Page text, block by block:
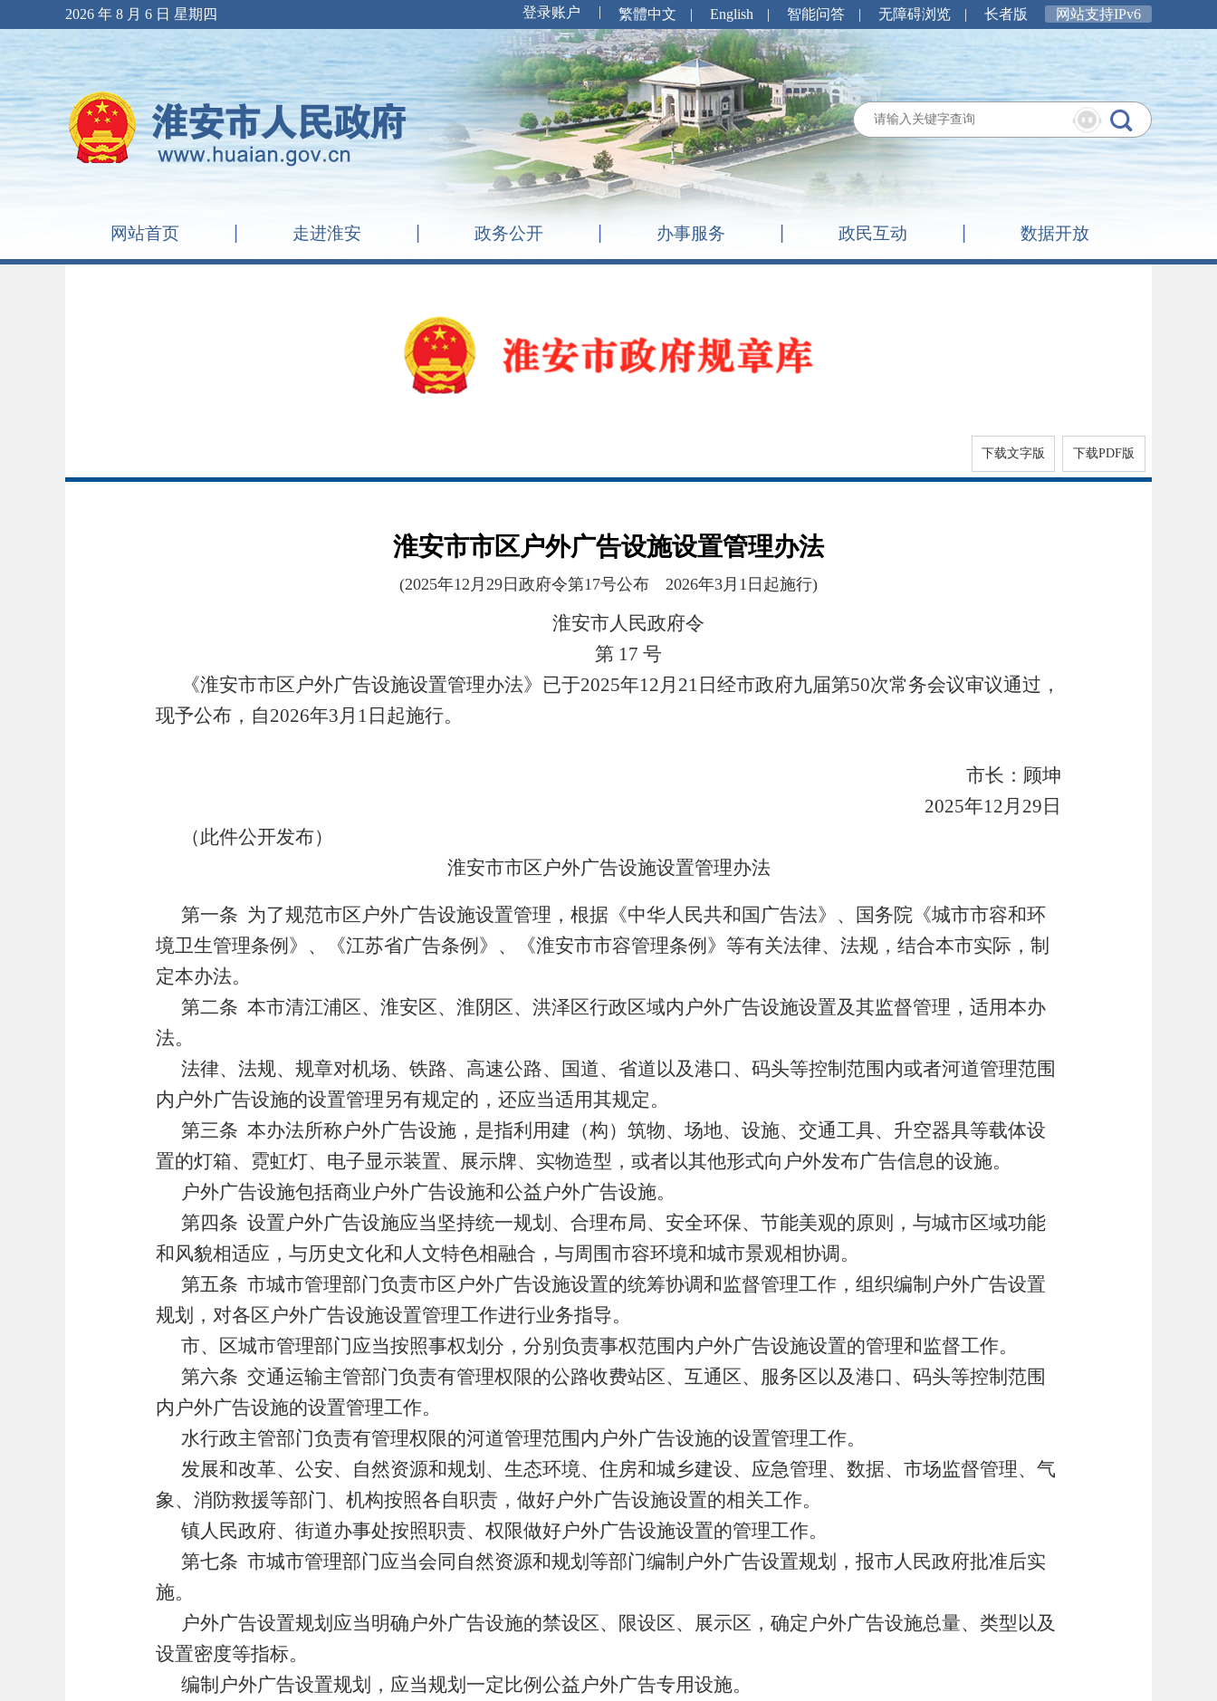
2026 年 8 月 6 日 星期四 繁體中文 | English | 智能问答 | 无障碍浏览 | 长者版 网站支持IPv6
网站首页 走进淮安 政务公开 办事服务 政民互动 数据开放
下载文字版 下载PDF版
淮安市市区户外广告设施设置管理办法
(2025年12月29日政府令第17号公布 2026年3月1日起施行)
淮安市人民政府令
第 17 号
《淮安市市区户外广告设施设置管理办法》已于2025年12月21日经市政府九届第50次常务会议审议通过，
现予公布，自2026年3月1日起施行。
市长：顾坤
2025年12月29日
（此件公开发布）
淮安市市区户外广告设施设置管理办法
第一条 为了规范市区户外广告设施设置管理，根据《中华人民共和国广告法》、国务院《城市市容和环
境卫生管理条例》、《江苏省广告条例》、《淮安市市容管理条例》等有关法律、法规，结合本市实际，制
定本办法。
第二条 本市清江浦区、淮安区、淮阴区、洪泽区行政区域内户外广告设施设置及其监督管理，适用本办
法。
法律、法规、规章对机场、铁路、高速公路、国道、省道以及港口、码头等控制范围内或者河道管理范围
内户外广告设施的设置管理另有规定的，还应当适用其规定。
第三条 本办法所称户外广告设施，是指利用建（构）筑物、场地、设施、交通工具、升空器具等载体设
置的灯箱、霓虹灯、电子显示装置、展示牌、实物造型，或者以其他形式向户外发布广告信息的设施。
户外广告设施包括商业户外广告设施和公益户外广告设施。
第四条 设置户外广告设施应当坚持统一规划、合理布局、安全环保、节能美观的原则，与城市区域功能
和风貌相适应，与历史文化和人文特色相融合，与周围市容环境和城市景观相协调。
第五条 市城市管理部门负责市区户外广告设施设置的统筹协调和监督管理工作，组织编制户外广告设置
规划，对各区户外广告设施设置管理工作进行业务指导。
市、区城市管理部门应当按照事权划分，分别负责事权范围内户外广告设施设置的管理和监督工作。
第六条 交通运输主管部门负责有管理权限的公路收费站区、互通区、服务区以及港口、码头等控制范围
内户外广告设施的设置管理工作。
水行政主管部门负责有管理权限的河道管理范围内户外广告设施的设置管理工作。
发展和改革、公安、自然资源和规划、生态环境、住房和城乡建设、应急管理、数据、市场监督管理、气
象、消防救援等部门、机构按照各自职责，做好户外广告设施设置的相关工作。
镇人民政府、街道办事处按照职责、权限做好户外广告设施设置的管理工作。
第七条 市城市管理部门应当会同自然资源和规划等部门编制户外广告设置规划，报市人民政府批准后实
施。
户外广告设置规划应当明确户外广告设施的禁设区、限设区、展示区，确定户外广告设施总量、类型以及
设置密度等指标。
编制户外广告设置规划，应当规划一定比例公益户外广告专用设施。